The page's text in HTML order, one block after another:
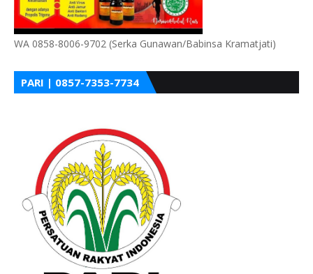
WA 0858-8006-9702 (Serka Gunawan/Babinsa Kramatjati)
PARI | 0857-7353-7734